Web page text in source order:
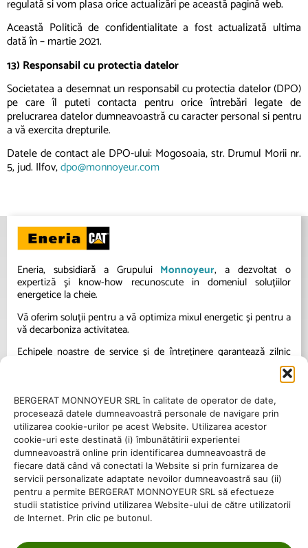
BERGERAT MONNOYEUR SRL în calitate de operator de date,
procesează datele dumneavoastră personale de navigare prin
utilizarea cookie-urilor pe acest Website. Utilizarea acestor
cookie-uri este destinată (i) îmbunătătirii experientei
dumneavoastră online prin identificarea dumneavoastră de
fiecare dată când vă conectati la Website si prin furnizarea de
servicii personalizate adaptate nevoilor dumneavoastră sau (ii)
pentru a permite BERGERAT MONNOYEUR SRL să efectueze
studii statistice privind utilizarea Website-ului de către utilizatorii
de Internet. Prin clic pe butonul.
regulată si vom plasa orice actualizări pe această pagină web.
Această Politică de confidentialitate a fost actualizată ultima
dată în – martie 2021.
13) Responsabil cu protectia datelor
Societatea a desemnat un responsabil cu protectia datelor (DPO)
pe care îl puteti contacta pentru orice întrebări legate de
prelucrarea datelor dumneavoastră cu caracter personal si pentru
a vă exercita drepturile.
Datele de contact ale DPO-ului: Mogosoaia, str. Drumul Morii nr.
5, jud. Ilfov,dpo@monnoyeur.com
Eneria, subsidiară a Grupului Monnoyeur, a dezvoltat o
expertiză și know-how recunoscute in domeniul soluțiilor
energetice la cheie.
Vă oferim soluții pentru a vă optimiza mixul energetic și pentru a
vă decarboniza activitatea.
Echipele noastre de service și de întreținere garantează zilnic
+40747185657
office@eneria.ro